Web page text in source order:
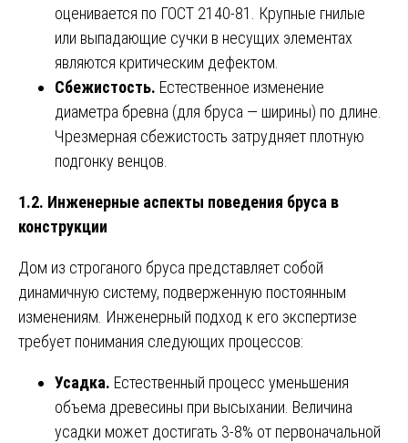
оценивается по ГОСТ 2140-81. Крупные гнилые
или выпадающие сучки в несущих элементах
являются критическим дефектом.
Сбежистость. Естественное изменение
диаметра бревна (для бруса — ширины) по длине.
Чрезмерная сбежистость затрудняет плотную
подгонку венцов.
1.2. Инженерные аспекты поведения бруса в
конструкции
Дом из строганого бруса представляет собой
динамичную систему, подверженную постоянным
изменениям. Инженерный подход к его экспертизе
требует понимания следующих процессов:
Усадка. Естественный процесс уменьшения
объема древесины при высыхании. Величина
усадки может достигать 3-8% от первоначальной